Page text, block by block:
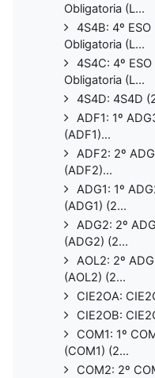
Obligatoria (L...
4S4B: 4º
Obligatoria (L...
4S4C: 4º
Obligatoria (L...
4S4D: 4S4D
ADF1: 1º
(ADF1)...
ADF2: 2º
(ADF2)...
ADG1: 1º
(ADG1) (2...
ADG2: 2º
(ADG2) (2...
AOL2: 2º
(AOL2) (2...
CIE2OA:
CIE2OB:
COM1: 1º
(COM1) (2...
COM2: 2º